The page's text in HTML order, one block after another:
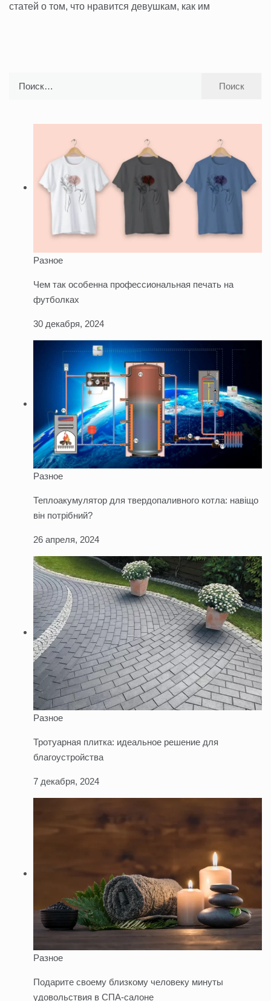
статей о том, что нравится девушкам, как им
Разное
Чем так особенна профессиональная печать на
футболках
30 декабря, 2024
Разное
Теплоакумулятор для твердопаливного котла: навіщо
він потрібний?
26 апреля, 2024
Разное
Тротуарная плитка: идеальное решение для
благоустройства
7 декабря, 2024
Разное
Подарите своему близкому человеку минуты
удовольствия в СПА-салоне